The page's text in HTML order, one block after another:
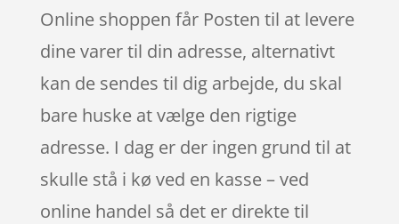
Online shoppen får Posten til at levere
dine varer til din adresse, alternativt
kan de sendes til dig arbejde, du skal
bare huske at vælge den rigtige
adresse. I dag er der ingen grund til at
skulle stå i kø ved en kasse – ved
online handel så det er direkte til